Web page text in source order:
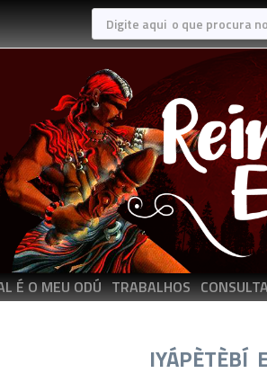
É O MEU ODÚ TRABALHOS
IYÁPÈTÈBÍ